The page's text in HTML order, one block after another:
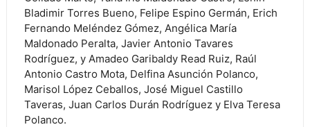
Bladimir Torres Bueno, Felipe Espino Germán, Erich
Fernando Meléndez Gómez, Angélica María
Maldonado Peralta, Javier Antonio Tavares
Rodríguez, y Amadeo Garibaldy Read Ruiz, Raúl
Antonio Castro Mota, Delfina Asunción Polanco,
Marisol López Ceballos, José Miguel Castillo
Taveras, Juan Carlos Durán Rodríguez y Elva Teresa
Polanco.